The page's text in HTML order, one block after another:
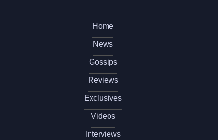
Home
News
Gossips
Reviews
Exclusives
Videos
Interviews